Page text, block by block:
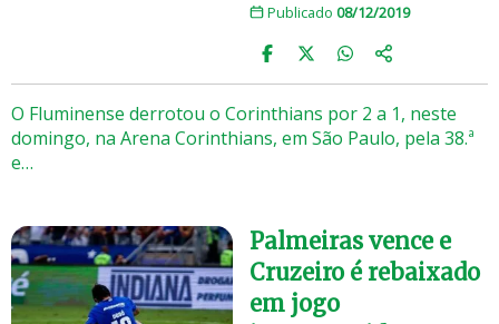
Publicado 08/12/2019
O Fluminense derrotou o Corinthians por 2 a 1, neste
domingo, na Arena Corinthians, em São Paulo, pela 38.ª
e…
Palmeiras vence e
Cruzeiro é rebaixado
em jogo